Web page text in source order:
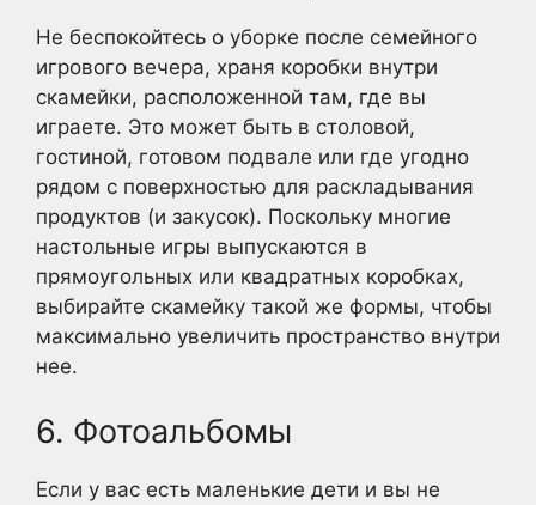
Не беспокойтесь о уборке после семейного
игрового вечера, храня коробки внутри
скамейки, расположенной там, где вы
играете. Это может быть в столовой,
гостиной, готовом подвале или где угодно
рядом с поверхностью для раскладывания
продуктов (и закусок). Поскольку многие
настольные игры выпускаются в
прямоугольных или квадратных коробках,
выбирайте скамейку такой же формы, чтобы
максимально увеличить пространство внутри
нее.
6. Фотоальбомы
Если у вас есть маленькие дети и вы не